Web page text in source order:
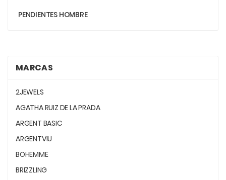
PENDIENTES HOMBRE
MARCAS
2JEWELS
AGATHA RUIZ DE LA PRADA
ARGENT BASIC
ARGENTVIU
BOHEMME
BRIZZLING